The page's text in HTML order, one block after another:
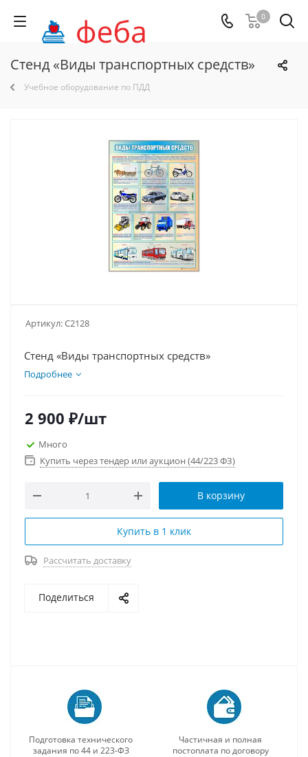
0
Стенд «Виды транспортных средств»
Учебное оборудование по ПДД
Артикул:С2128
Стенд «Виды транспортных средств»
Подробнее
2 900 ₽/шт
Много
Купить через тендер или аукцион (44/223 ФЗ)
В корзину
Купить в 1 клик
Рассчитать доставку
Поделиться
Подготовка технического
задания по 44 и 223-ФЗ
Частичная и полная
постоплата по договору